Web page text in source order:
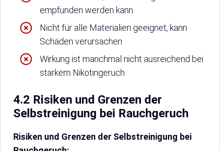
empfunden werden kann
Nicht für alle Materialien geeignet, kann
Schäden verursachen
Wirkung ist manchmal nicht ausreichend bei
starkem Nikotingeruch
4.2 Risiken und Grenzen der
Selbstreinigung bei Rauchgeruch
Risiken und Grenzen der Selbstreinigung bei